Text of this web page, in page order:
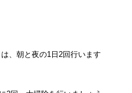
、朝と夜の1日2回行います